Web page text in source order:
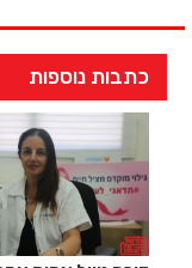
כתבות נוספות